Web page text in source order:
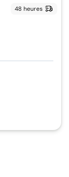
48 heures